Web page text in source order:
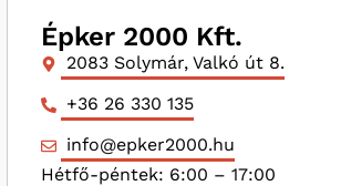
Épker 2000 Kft.
2083 Solymár, Valkó út 8.
+36 26 330 135
info@epker2000.hu
Hétfő-péntek: 6:00 – 17:00